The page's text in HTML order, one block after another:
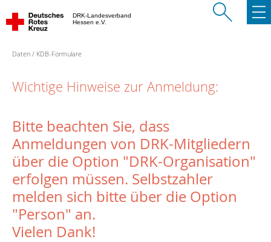
DRK-Landesverband
Hessen e.V.
Daten KDB-Formulare
Wichtige Hinweise zur Anmeldung:
Bitte beachten Sie, dass
Anmeldungen von DRK-Mitgliedern
über die Option "DRK-Organisation"
erfolgen müssen. Selbstzahler
melden sich bitte über die Option
"Person" an.
Vielen Dank!